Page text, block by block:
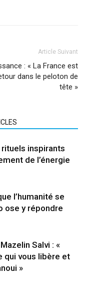
Article Suivant
: « La France est
dans le peloton de
tête »
inspirants
de l’énergie
l’humanité se
ose y répondre
Salvi : «
qui vous libère et
»